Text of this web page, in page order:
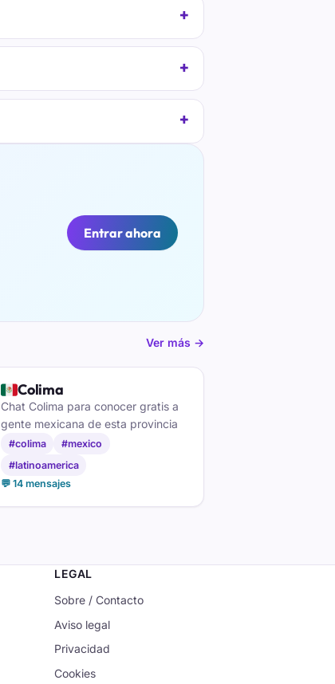
Entrar ahora
Ver más →
🇲🇽Colima
Chat Colima para conocer gratis a
gente mexicana de esta provincia
#colima
#mexico
#latinoamerica
💬 14 mensajes
LEGAL
Sobre / Contacto
Aviso legal
Privacidad
Cookies